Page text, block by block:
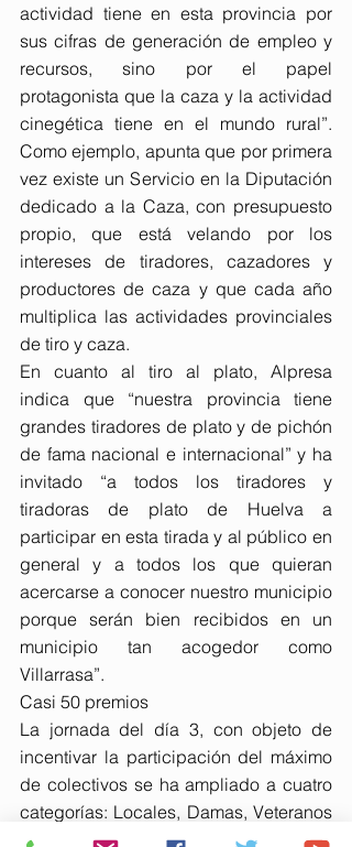
actividad tiene en esta provincia por
sus cifras de generación de empleo y
recursos, sino por el papel
protagonista que la caza y la actividad
cinegética tiene en el mundo rural”.
Como ejemplo, apunta que por primera
vez existe un Servicio en la Diputación
dedicado a la Caza, con presupuesto
propio, que está velando por los
intereses de tiradores, cazadores y
productores de caza y que cada año
multiplica las actividades provinciales
de tiro y caza.
En cuanto al tiro al plato, Alpresa
indica que “nuestra provincia tiene
grandes tiradores de plato y de pichón
de fama nacional e internacional” y ha
invitado “a todos los tiradores y
tiradoras de plato de Huelva a
participar en esta tirada y al público en
general y a todos los que quieran
acercarse a conocer nuestro municipio
porque serán bien recibidos en un
municipio tan acogedor como
Villarrasa”.
Casi 50 premios
La jornada del día 3, con objeto de
incentivar la participación del máximo
de colectivos se ha ampliado a cuatro
categorías: Locales, Damas, Veteranos
y Juniors. Ambas jornadas se